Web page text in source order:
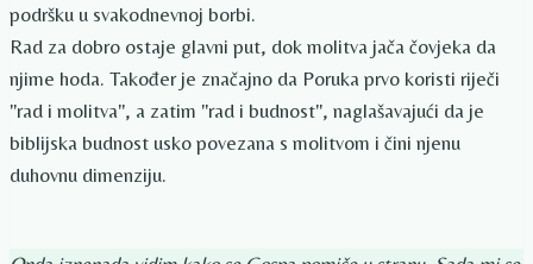
podršku u svakodnevnoj borbi.
Rad za dobro ostaje glavni put, dok molitva jača čovjeka da
njime hoda. Također je značajno da Poruka prvo koristi riječi
"rad i molitva", a zatim "rad i budnost", naglašavajući da je
biblijska budnost usko povezana s molitvom i čini njenu
duhovnu dimenziju.